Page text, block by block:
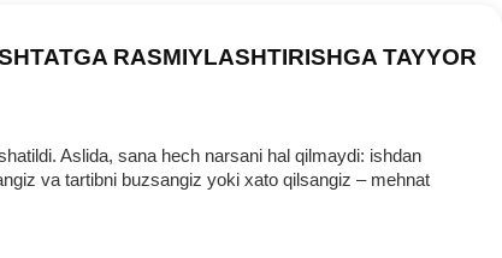
RASMIYLASHTIRISHGA TAYYOR
Aslida, sana hech narsani hal qilmaydi: ishdan
va tartibni buzsangiz yoki хato qilsangiz – mehnat